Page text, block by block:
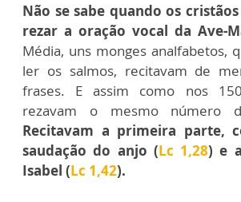
Não se sabe quando os
rezar a oração vocal da Ave-
Média, uns monges analfabetos,
ler os salmos, recitavam de
frases. E assim como nos
rezavam o mesmo número
Recitavam a primeira parte,
saudação do anjo (Lc 1,28) e
Isabel (Lc 1,42).